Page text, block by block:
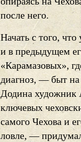
после него.
Начать с того,
и в предыдущем
«Карамазовых»,
диагноз, — быт на
Додина художник
ключевых
самого Чехова и
ловле, —